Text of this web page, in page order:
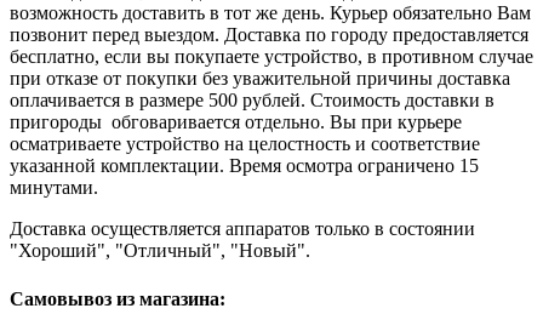
возможность доставить в тот же день. Курьер обязательно Вам
позвонит перед выездом. Доставка по городу предоставляется
бесплатно, если вы покупаете устройство, в противном случае
при отказе от покупки без уважительной причины доставка
оплачивается в размере 500 рублей. Стоимость доставки в
пригороды обговаривается отдельно. Вы при курьере
осматриваете устройство на целостность и соответствие
указанной комплектации. Время осмотра ограничено 15
минутами.
Доставка осуществляется аппаратов только в состоянии
"Хороший", "Отличный", "Новый".
Самовывоз из магазина: